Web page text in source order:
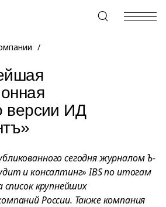
+7 (495) 967-80-80
/
версии ИД
сегодня журналом Ъ-
и консалтинг» IBS по итогам
список крупнейших
России. Также компания